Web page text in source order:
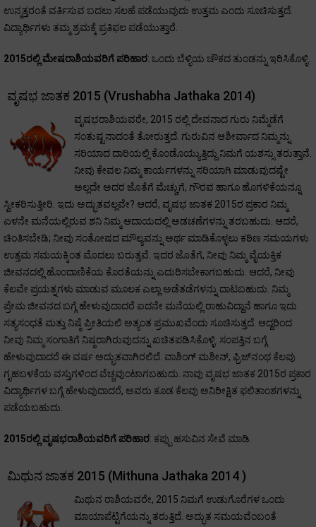
ಉನ್ಮತ್ತರಂತೆ ವರ್ತಿಸುವ ಬದಲು ಸಲಹೆ ಪಡೆಯುವುದು ಉತ್ತಮ ಎಂದು ಸೂಚಿಸುತ್ತದೆ.
ವಿದ್ಯಾರ್ಥಿಗಳು ತಮ್ಮ ಶ್ರಮಕ್ಕೆ ಪ್ರತಿಫಲ ಪಡೆಯುತ್ತಾರೆ.
2015ರಲ್ಲಿ ಮೇಷರಾಶಿಯವರಿಗೆ ಪರಿಹಾರ: ಒಂದು ಬೆಳ್ಳಿಯ ಚೌಕದ ತುಂಡನ್ನು ಇರಿಸಿಕೊಳ್ಳಿ.
ವೃಷಭ ಜಾತಕ 2015 (Vrushabha Jathaka 2014)
ವೃಷಭರಾಶಿಯವರೇ, 2015 ರಲ್ಲಿ ದೇವನಾದ ಗುರು ನಿಮ್ಮೆಡೆಗೆ
ಸಂತುಷ್ಟನಾದಂತೆ ತೋರುತ್ತದೆ. ಗುರುವಿನ ಆಶೀರ್ವಾದ ನಿಮ್ಮನ್ನು
ಸರಿಯಾದ ದಾರಿಯಲ್ಲಿ ಕೊಂಡೊಯ್ಯುತ್ತಿದ್ದು ನಿಮಗೆ ಯಶಸ್ಸು ತರುತ್ತಾನೆ.
ನೀವು ಕೇವಲ ನಿಮ್ಮ ಕಾರ್ಯಗಳನ್ನು ಸರಿಯಾಗಿ ಮಾಡುವುದಷ್ಟೇ
ಅಲ್ಲದೇ ಅದರ ಜೊತೆಗೆ ಮೆಚ್ಚುಗೆ, ಗೌರವ ಹಾಗೂ ಹೊಗಳಿಕೆಯನ್ನೂ
ಸ್ವೀಕರಿಸುತ್ತೀರಿ. ಇದು ಅದ್ಭುತವಲ್ಲವೇ? ಆದರೆ, ವೃಷಭ ಜಾತಕ 2015ರ ಪ್ರಕಾರ ನಿಮ್ಮ
ಏಳನೇ ಮನೆಯಲ್ಲಿರುವ ಶನಿ ನಿಮ್ಮ ಆದಾಯದಲ್ಲಿ ಅಡಚಣೆಗಳನ್ನು ತರಬಹುದು. ಆದರೆ,
ಚಿಂತಿಸಬೇಡಿ; ನೀವು ಸಂತೋಷದ ಮೌಲ್ಯವನ್ನು ಅರ್ಥ ಮಾಡಿಕೊಳ್ಳಲು ಕಠಿಣ ಸಮಯಗಳು
ಉತ್ತಮ ಸಮಯಕ್ಕಿಂತ ಮೊದಲು ಬರುತ್ತವೆ. ಇದರ ಜೊತೆಗೆ, ನೀವು ನಿಮ್ಮ ವೈಯಕ್ತಿಕ
ಜೀವನದಲ್ಲಿ ಹೊಂದಾಣಿಕೆಯ ಕೊರತೆಯನ್ನು ಎದುರಿಸಬೇಕಾಗಬಹುದು. ಆದರೆ, ನೀವು
ಕೆಲವೇ ಪ್ರಯತ್ನಗಳು ಮಾಡುವ ಮೂಲಕ ಎಲ್ಲಾ ಅಡೆತಡೆಗಳನ್ನು ದಾಟಬಹುದು. ನಿಮ್ಮ
ಪ್ರೇಮ ಜೀವನದ ಬಗ್ಗೆ ಹೇಳುವುದಾದರೆ ಐದನೇ ಮನೆಯಲ್ಲಿ ರಾಹುವಿದ್ದಾನೆ ಹಾಗೂ ಇದು
ಸತ್ಯಸಂಧತೆ ಮತ್ತು ನಿಷ್ಠೆ ಪ್ರೀತಿಯಲಿ ಅತ್ಯಂತ ಪ್ರಮುಖವೆಂದು ಸೂಚಿಸುತ್ತದೆ. ಆದ್ದರಿಂದ
ನೀವು ನಿಮ್ಮ ಸಂಗಾತಿಗೆ ನಿಷ್ಠರಾಗಿರುವುದನ್ನು ಖಚಿತಪಡಿಸಿಕೊಳ್ಳಿ. ಸಂಪತ್ತಿನ ಬಗ್ಗೆ
ಹೇಳುವುದಾದರೆ ಈ ವರ್ಷ ಅದ್ಭುತವಾಗಿರಲಿದೆ. ವಾಶಿಂಗ್ ಮಶೀನ್, ಫ್ರಿಜ್‌ನಂಥ ಕೆಲವು
ಗೃಹಬಳಕೆಯ ವಸ್ತುಗಳಿಂದ ವೆಚ್ಚವುಂಟಾಗಬಹುದು. ನಾವು ವೃಷಭ ಜಾತಕ 2015ರ ಪ್ರಕಾರ
ವಿದ್ಯಾರ್ಥಿಗಳ ಬಗ್ಗೆ ಹೇಳುವುದಾದರೆ, ಅವರು ಕೂಡ ಕೆಲವು ಅನಿರೀಕ್ಷಿತ ಫಲಿತಾಂಶಗಳನ್ನು
ಪಡೆಯಬಹುದು.
2015ರಲ್ಲಿ ವೃಷಭರಾಶಿಯವರಿಗೆ ಪರಿಹಾರ: ಕಪ್ಪು ಹಸುವಿನ ಸೇವೆ ಮಾಡಿ.
ಮಿಥುನ ಜಾತಕ 2015 (Mithuna Jathaka 2014 )
ಮಿಥುನ ರಾಶಿಯವರೇ, 2015 ನಿಮಗೆ ಉಡುಗೊರೆಗಳ ಒಂದು
ಮಾಯಾಪೆಟ್ಟಿಗೆಯನ್ನು ತರುತ್ತಿದೆ. ಅದ್ಭುತ ಸಮಯವೆಂಬಂತೆ